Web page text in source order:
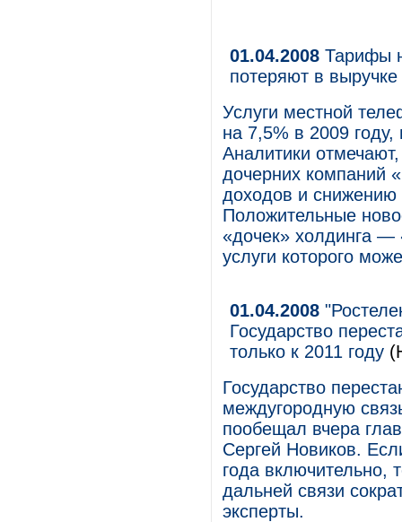
01.04.2008 Тарифы
потеряют в выручке
Услуги местной
на 7,5% в 2009
Аналитики
дочерних компаний
доходов и снижению
Положительные
«дочек» холдинга —
услуги которого
01.04.2008
Государство
только к 2011 году
Государство
междугородную
пообещал вчера
Сергей Новиков.
года включительно,
дальней связи
эксперты.